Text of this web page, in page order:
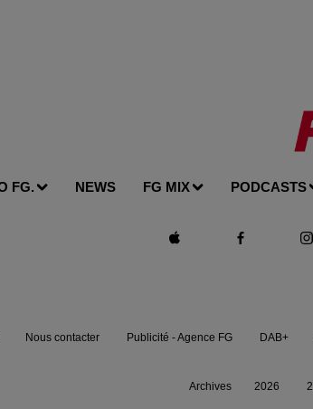
FG. NEWS FG MIX PODCASTS
Nous contacter Publicité - Agence FG DAB+
Archives 2026